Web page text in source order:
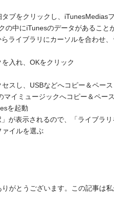
ブをクリックし、iTunesMedias
の中にiTunesのデータがあること
ライブラリにカーソルを合わせ
入れ、OKをクリック
し、USBなどへコピー＆ペース
イミュージックへコピー＆ペー
を起動
が表示されるので、「ライブラ
イルを選ぶ
がとうございます。この記事は